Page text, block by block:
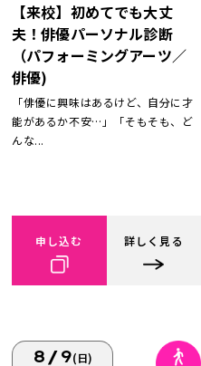
【来校】初めてでも大丈
夫！俳優パーソナル診断
（パフォーミングアーツ／
俳優)
「俳優に興味はあるけど、自分に才
能があるか不安…」「そもそも、ど
んな...
申し込む 詳しく見る
8/9(日)